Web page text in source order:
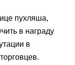
пухляша,
в награду
в